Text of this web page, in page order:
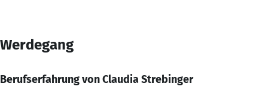
Werdegang
Berufserfahrung von Claudia Strebinger